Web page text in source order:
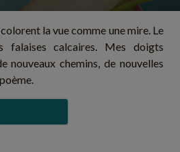
la vue comme une mire. Le
falaises calcaires. Mes doigts
nouveaux chemins, de nouvelles